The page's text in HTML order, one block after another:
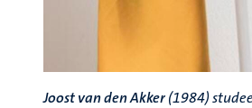
Joost van den Akker(1984)